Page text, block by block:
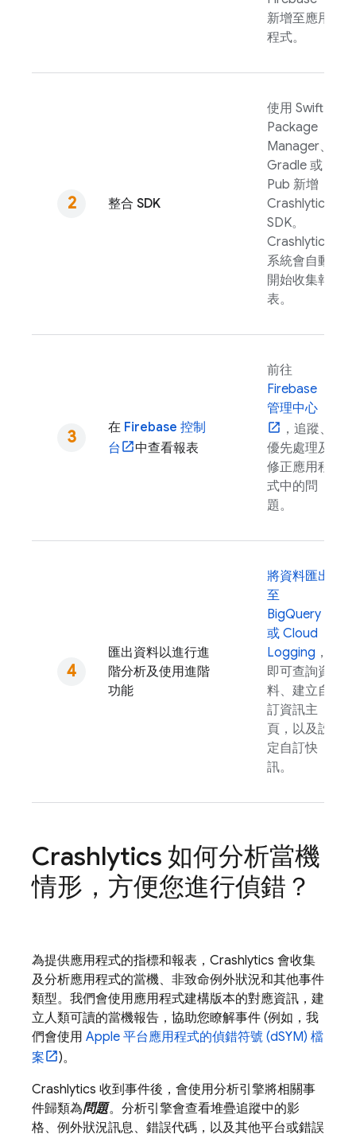
新增至應用
程式。
整合 SDK
使用 Swift
Package
Manager、
Gradle 或
Pub 新增
Crashlytics
SDK。
Crashlytics
系統會自動
開始收集報
表。
在 Firebase 控制
台
中查看報表
前往
Firebase
管理中心
，追蹤、
優先處理及
修正應用程
式中的問
題。
匯出資料以進行進
階分析及使用進階
功能
將資料匯出
至
BigQuery
或 Cloud
Logging ，
即可查詢資
料、建立自
訂資訊主
頁，以及設
定自訂快
訊。
Crashlytics 如何分析當機
情形，方便您進行偵錯？
為提供應用程式的指標和報表， Crashlytics 會收集
及分析應用程式的當機、非致命例外狀況和其他事件
類型。我們會使用應用程式建構版本的對應資訊，建
立人類可讀的當機報告，協助您瞭解事件 (例如，我
們會使用 Apple 平台應用程式的偵錯符號 (dSYM) 檔
案
)。
Crashlytics 收到事件後，會使用分析引擎將相關事
件歸類為問題。分析引擎會查看堆疊追蹤中的影
格、例外狀況訊息、錯誤代碼，以及其他平台或錯誤